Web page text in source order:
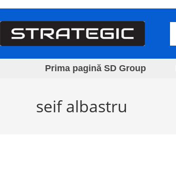
Prima pagină SD Group
seif albastru